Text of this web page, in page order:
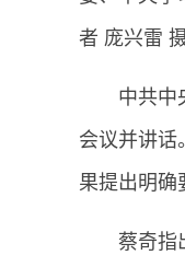
者 庞兴雷
中共中
会议并讲话
果提出明确
蔡奇指